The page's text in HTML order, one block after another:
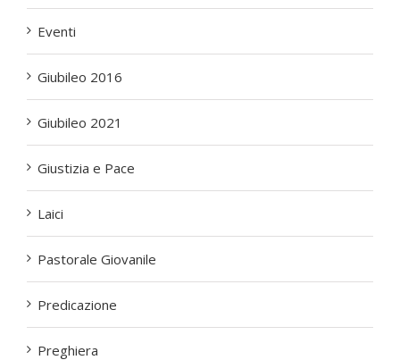
Eventi
Giubileo 2016
Giubileo 2021
Giustizia e Pace
Laici
Pastorale Giovanile
Predicazione
Preghiera